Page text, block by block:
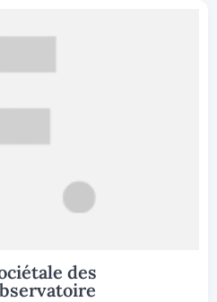
des